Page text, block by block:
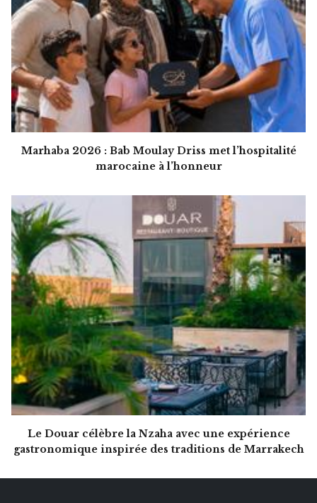
Marhaba 2026 : Bab Moulay Driss met l’hospitalité
marocaine à l’honneur
Le Douar célèbre la Nzaha avec une expérience
gastronomique inspirée des traditions de Marrakech